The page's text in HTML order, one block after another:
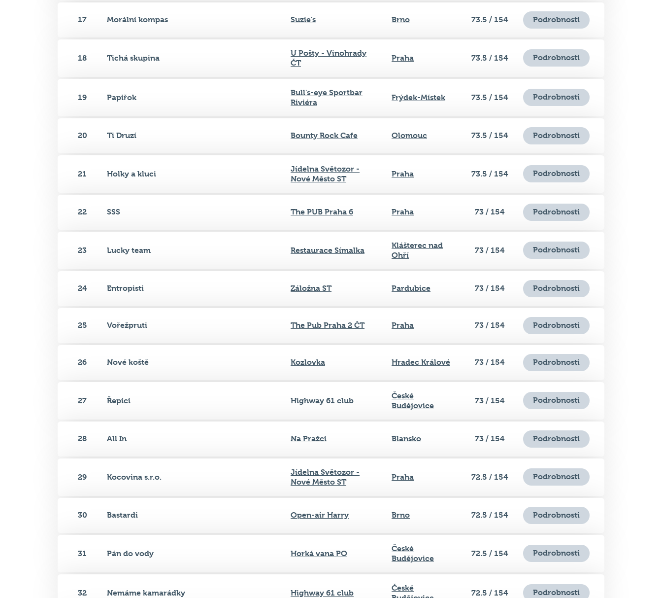
17 Morální kompas Suzie's Brno 73.5 / 154 Podrobnosti
18 Tichá skupina
U Pošty - Vinohrady
ČT
Praha 73.5 / 154 Podrobnosti
19 Papiřok
Bull's-eye Sportbar
Riviéra
Frýdek-Místek 73.5 / 154 Podrobnosti
20 Ti Druzí Bounty Rock Cafe Olomouc 73.5 / 154 Podrobnosti
21 Holky a kluci
Jídelna Světozor -
Nové Město ST
Praha 73.5 / 154 Podrobnosti
22 SSS The PUB Praha 6 Praha 73 / 154 Podrobnosti
23 Lucky team Restaurace Símalka
Klášterec nad
Ohří
73 / 154 Podrobnosti
24 Entropisti Záložna ST Pardubice 73 / 154 Podrobnosti
25 Vořežpruti The Pub Praha 2 ČT Praha 73 / 154 Podrobnosti
26 Nové koště Kozlovka Hradec Králové 73 / 154 Podrobnosti
27 Řepíci Highway 61 club
České
Budějovice
73 / 154 Podrobnosti
28 All In Na Pražci Blansko 73 / 154 Podrobnosti
29 Kocovina s.r.o.
Jídelna Světozor -
Nové Město ST
Praha 72.5 / 154 Podrobnosti
30 Bastardi Open-air Harry Brno 72.5 / 154 Podrobnosti
31 Pán do vody Horká vana PO
České
Budějovice
72.5 / 154 Podrobnosti
32 Nemáme kamarádky Highway 61 club
České
72.5 / 154 Podrobnosti